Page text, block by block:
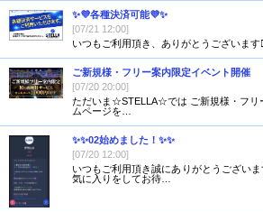
✨💜各種決済可能💜✨
[07/21 12:00]
いつもご利用頂き、ありがとうございま
ご新規様・フリー案内限定イベント開催
[07/20 20:00]
ただいま☆STELLA☆では ご新規様・フリ
ムページを…
✨✨02始めました！✨✨
[07/20 12:00]
いつもご利用頂き誠にありがとうござい
気に入りをしてお待…